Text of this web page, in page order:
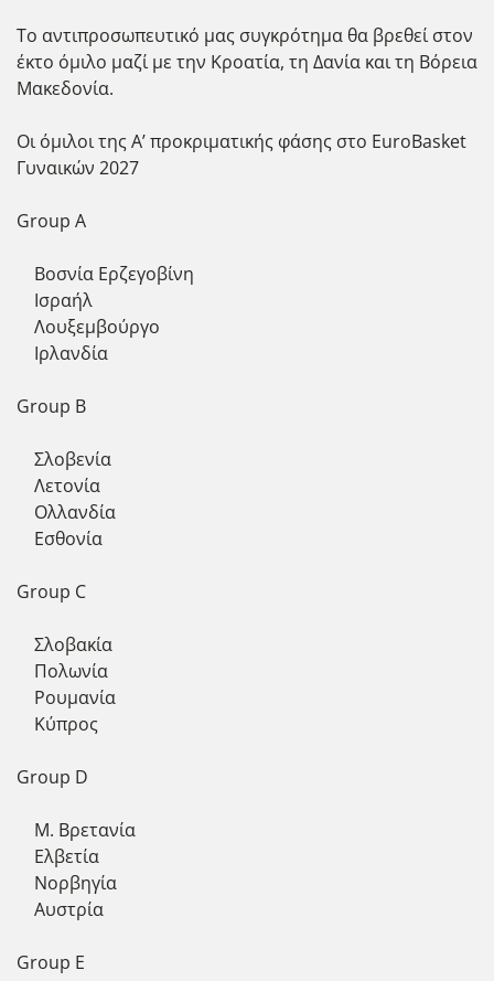
Το αντιπροσωπευτικό μας συγκρότημα θα βρεθεί στον
έκτο όμιλο μαζί με την Κροατία, τη Δανία και τη Βόρεια
Μακεδονία.
Οι όμιλοι της Α’ προκριματικής φάσης στο EuroBasket
Γυναικών 2027
Group A
Βοσνία Ερζεγοβίνη
Ισραήλ
Λουξεμβούργο
Ιρλανδία
Group B
Σλοβενία
Λετονία
Ολλανδία
Εσθονία
Group C
Σλοβακία
Πολωνία
Ρουμανία
Κύπρος
Group D
Μ. Βρετανία
Ελβετία
Νορβηγία
Αυστρία
Group E